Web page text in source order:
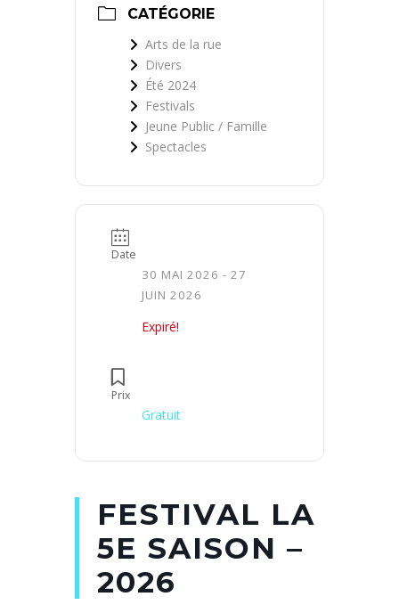
CATÉGORIE
Arts de la rue
Divers
Été 2024
Festivals
Jeune Public / Famille
Spectacles
Date
30 MAI 2026 - 27
JUIN 2026
Expiré!
Prix
Gratuit
FESTIVAL LA
5E SAISON –
2026